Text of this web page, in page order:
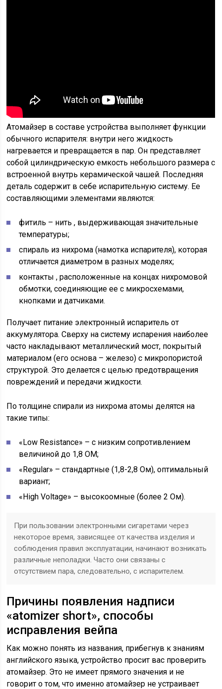
Атомайзер в составе устройства выполняет функции
обычного испарителя: внутри него жидкость
нагревается и превращается в пар. Он представляет
собой цилиндрическую емкость небольшого размера с
встроенной внутрь керамической чашей. Последняя
деталь содержит в себе испарительную систему. Ее
составляющими элементами являются:
фитиль – нить , выдерживающая значительные
температуры;
спираль из нихрома (намотка испарителя), которая
отличается диаметром в разных моделях;
контакты , расположенные на концах нихромовой
обмотки, соединяющие ее с микросхемами,
кнопками и датчиками.
Получает питание электронный испаритель от
аккумулятора. Сверху на систему испарения наиболее
часто накладывают металлический мост, покрытый
материалом (его основа – железо) с микропористой
структурой. Это делается с целью предотвращения
повреждений и передачи жидкости.
По толщине спирали из нихрома атомы делятся на
такие типы:
«Lоw Resistance» – с низким сопротивлением
величиной до 1,8 ОМ;
«Regular» – стандартные (1,8-2,8 Ом), оптимальный
вариант;
«High Voltage» – высокоомные (более 2 Ом).
При пользовании электронными сигаретами через
некоторое время, зависящее от качества изделия и
соблюдения правил эксплуатации, начинают возникать
различные неполадки. Часто они связаны с
отсутствием пара, следовательно, с испарителем.
Причины появления надписи
«atomizer short», способы
исправления вейпа
Как можно понять из названия, прибегнув к знаниям
английского языка, устройство просит вас проверить
атомайзер. Это не имеет прямого значения и не
говорит о том, что именно атомайзер не устраивает